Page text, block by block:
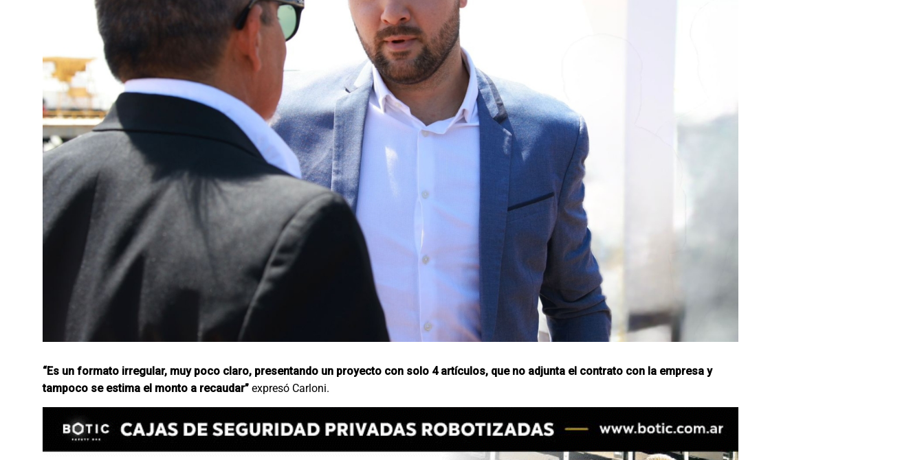
“Es un formato irregular, muy poco claro, presentando un proyecto con solo 4 artículos, que no adjunta el contrato con la empresa y
tampoco se estima el monto a recaudar” expresó Carloni.